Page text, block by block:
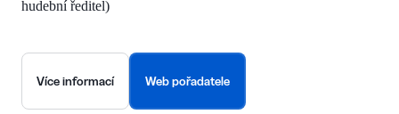
hudební ředitel)
Více informací Web pořadatele